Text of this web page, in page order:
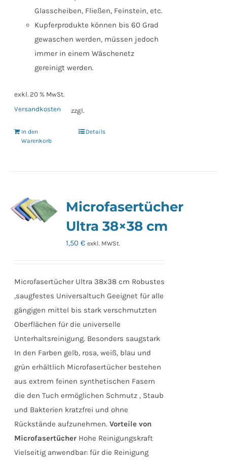
Glasscheiben, Fließen, Feinstein, etc.
Kupferprodukte können bis 60 Grad
gewaschen werden, müssen jedoch
immer in einem Wäschenetz
gereinigt werden.
exkl. 20 % MwSt.
zzgl.
Versandkosten
In den
Warenkorb
Details
Microfasertücher
Ultra 38×38 cm
1,50€ exkl. MWSt.
Microfasertücher Ultra 38x38 cm Robustes
,saugfestes Universaltuch Geeignet für alle
gängigen mittel bis stark verschmutzten
Oberflächen für die universelle
Unterhaltsreinigung. Besonders saugstark
In den Farben gelb, rosa, weiß, blau und
grün erhältlich Microfasertücher bestehen
aus extrem feinen synthetischen Fasern
die den Tuch ermöglichen Schmutz , Staub
und Bakterien kratzfrei und ohne
Rückstände aufzunehmen.Vorteile von
Microfasertücher Hohe Reinigungskraft
Vielseitig anwendbar: für die Reinigung